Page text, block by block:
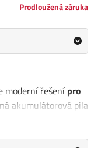
Prodloužená záruka
moderní řešenípro
akumulátorová pila